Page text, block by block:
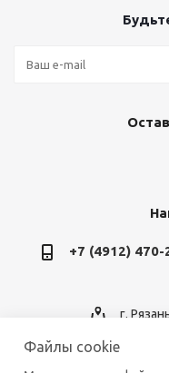
+7 (4912) 470-
г.
Файлы cookie